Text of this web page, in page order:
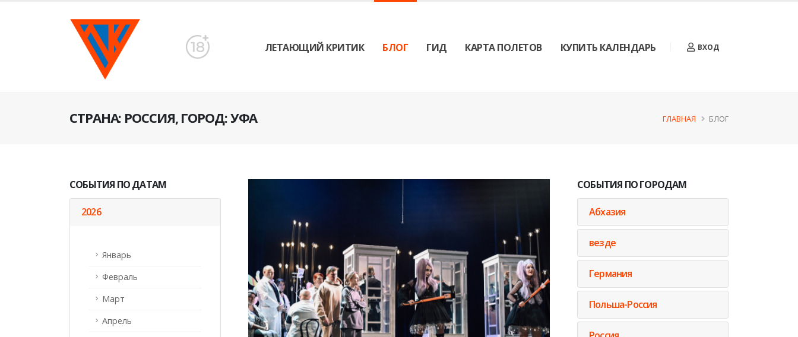
ЛЕТАЮЩИЙ КРИТИК БЛОГ ГИД КАРТА ПОЛЕТОВ КУПИТЬ КАЛЕНДАРЬ ВХОД
CТРАНА: РОССИЯ, ГОРОД: УФА ГЛАВНАЯ БЛОГ
СОБЫТИЯ ПО ДАТАМ
2026
Январь
Февраль
Март
Апрель
СОБЫТИЯ ПО ГОРОДАМ
Абхазия
везде
Германия
Польша-Россия